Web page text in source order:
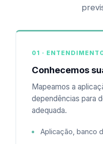
01 ·
Conhecemos
Mapeamos a
dependências para
adequada.
Aplicação, banco